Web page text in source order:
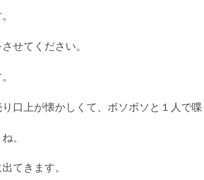
せてください。
口上が懐かしくて、ボソボソと１人で喋
。
てきます。